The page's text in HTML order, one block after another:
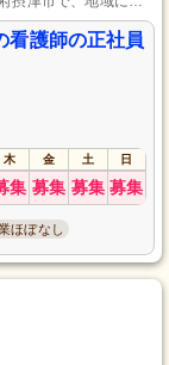
活かして、利用者様
や経験は問いませ
看護師の正社員
木 金 土 日
集 募集 募集 募集
ほぼなし